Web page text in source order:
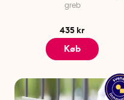
greb
435 kr
Køb